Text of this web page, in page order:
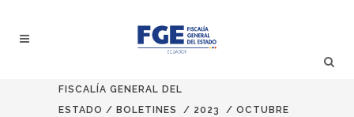
FISCALÍA GENERAL DEL
ESTADO / BOLETINES / 2023 / OCTUBRE